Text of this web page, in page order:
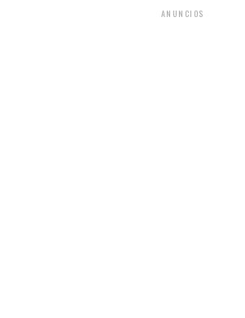
ANUNCIOS